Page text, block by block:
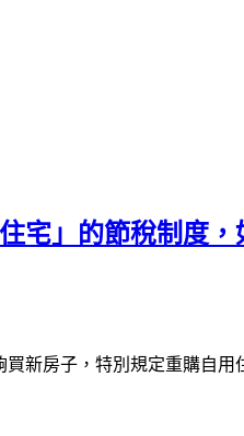
宅」的節稅制度
新房子，特別規定重購自